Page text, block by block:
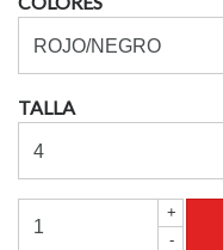
TALLA
+
-